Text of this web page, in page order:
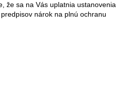
že sa na Vás uplatnia ustanovenia
nárok na plnú ochranu